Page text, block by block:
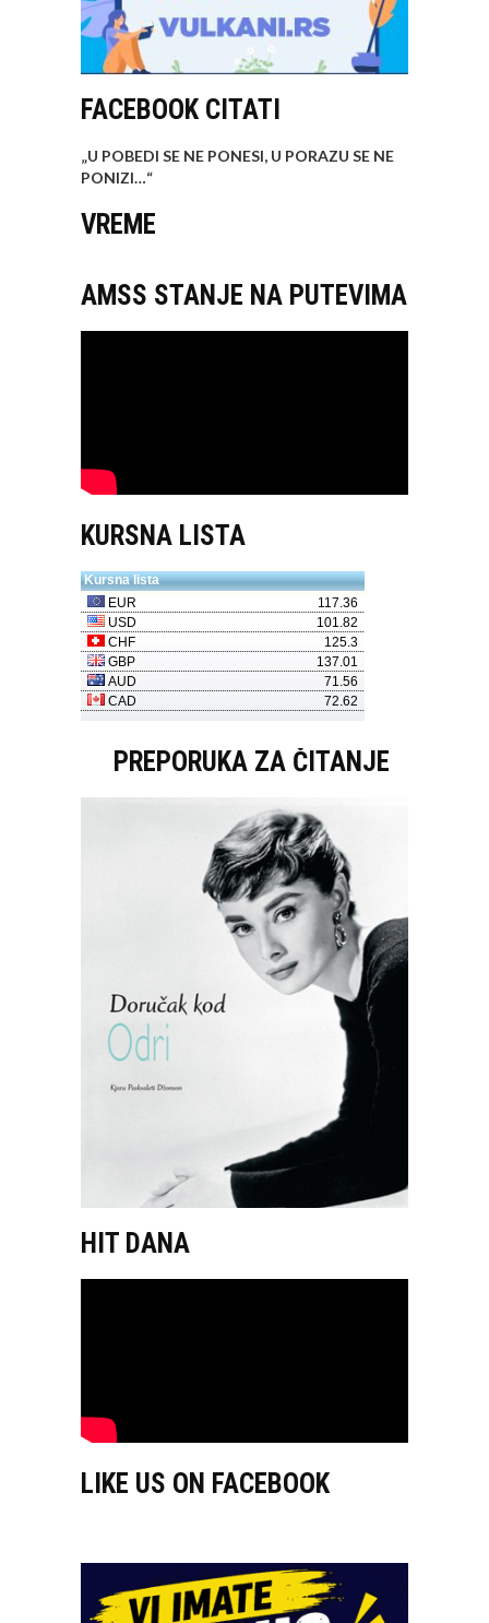
FACEBOOK CITATI
„U POBEDI SE NE PONESI, U PORAZU SE NE
PONIZI…“
VREME
AMSS STANJE NA PUTEVIMA
KURSNA LISTA
PREPORUKA ZA ČITANJE
HIT DANA
LIKE US ON FACEBOOK